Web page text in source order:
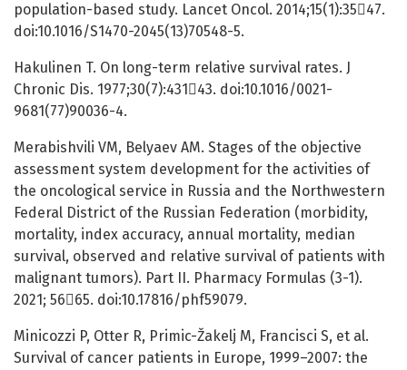
population-based study. Lancet Oncol. 2014;15(1):3547.
doi:10.1016/S1470-2045(13)70548-5.
Hakulinen T. On long-term relative survival rates. J
Chronic Dis. 1977;30(7):43143. doi:10.1016/0021-
9681(77)90036-4.
Merabishvili VM, Belyaev AM. Stages of the objective
assessment system development for the activities of
the oncological service in Russia and the Northwestern
Federal District of the Russian Federation (morbidity,
mortality, index accuracy, annual mortality, median
survival, observed and relative survival of patients with
malignant tumors). Part II. Pharmacy Formulas (3-1).
2021; 5665. doi:10.17816/phf59079.
Minicozzi P, Otter R, Primic-Žakelj M, Francisci S, et al.
Survival of cancer patients in Europe, 1999–2007: the